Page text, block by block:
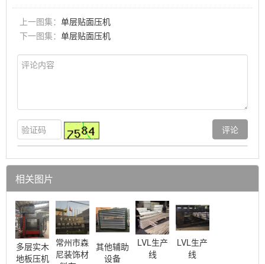
上一图集： 单层贴面压机
下一图集： 单层贴面压机
相关图片
多层实木
地板压机
常州市森
尼装饰材
其他辅助
设备
LVL生产
线
LVL生产
线